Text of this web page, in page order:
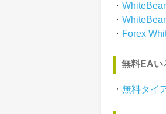
・
・
・ Forex
無料EAい
・ 無料タイ